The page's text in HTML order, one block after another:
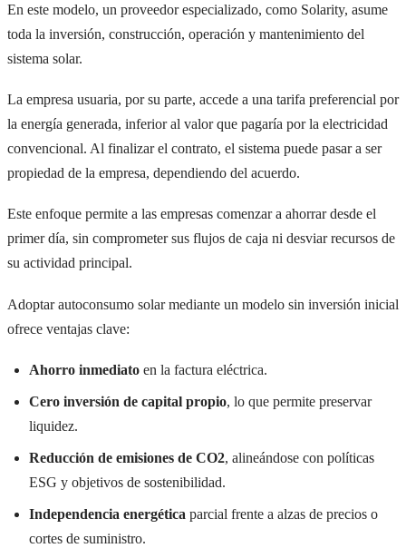
En este modelo, un proveedor especializado, como Solarity, asume
toda la inversión, construcción, operación y mantenimiento del
sistema solar.
La empresa usuaria, por su parte, accede a una tarifa preferencial por
la energía generada, inferior al valor que pagaría por la electricidad
convencional. Al finalizar el contrato, el sistema puede pasar a ser
propiedad de la empresa, dependiendo del acuerdo.
Este enfoque permite a las empresas comenzar a ahorrar desde el
primer día, sin comprometer sus flujos de caja ni desviar recursos de
su actividad principal.
Adoptar autoconsumo solar mediante un modelo sin inversión inicial
ofrece ventajas clave:
Ahorro inmediato en la factura eléctrica.
Cero inversión de capital propio, lo que permite preservar
liquidez.
Reducción de emisiones de CO2, alineándose con políticas
ESG y objetivos de sostenibilidad.
Independencia energética parcial frente a alzas de precios o
cortes de suministro.